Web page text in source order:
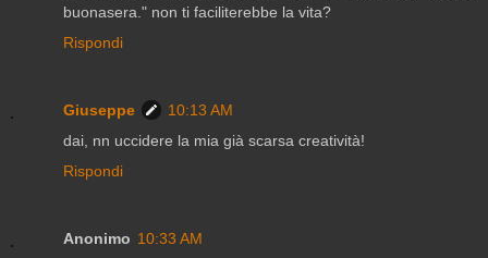
buonasera." non ti faciliterebbe la vita?
Rispondi
Giuseppe
10:13 AM
dai, nn uccidere la mia già scarsa creatività!
Rispondi
Anonimo 10:33 AM